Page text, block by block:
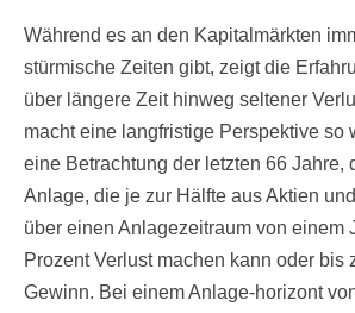
Während es an den Kapitalmärkten
stürmische Zeiten gibt, zeigt die
über längere Zeit hinweg seltener
macht eine langfristige Perspektive so
eine Betrachtung der letzten 66 Jahre,
Anlage, die je zur Hälfte aus Aktien
über einen Anlagezeitraum von einem
Prozent Verlust machen kann oder bis
Gewinn. Bei einem Anlage-horizont